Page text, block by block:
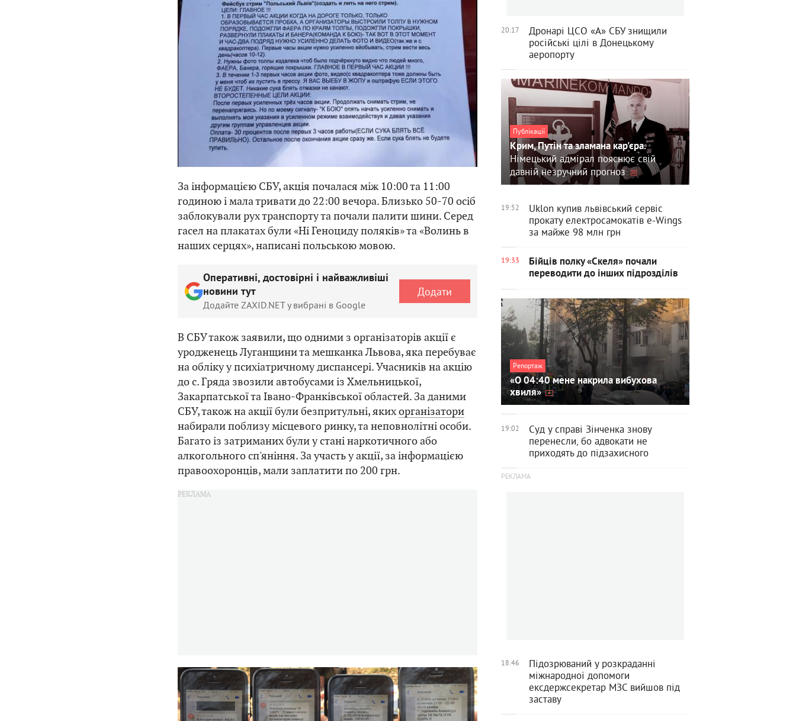
За інформацією СБУ, акція почалася між 10:00 та 11:00
годиною і мала тривати до 22:00 вечора. Близько 50-70 осіб
заблокували рух транспорту та почали палити шини. Серед
гасел на плакатах були «Ні Геноциду поляків» та «Волинь в
наших серцях», написані польською мовою.
Оперативні, достовірні і найважливіші
новини тут
Додайте ZAXID.NET у вибрані в Google
Додати
В СБУ також заявили, що одними з організаторів акції є
уродженець Луганщини та мешканка Львова, яка перебуває
на обліку у психіатричному диспансері. Учасників на акцію
до с. Гряда звозили автобусами із Хмельницької,
Закарпатської та Івано-Франківської областей. За даними
СБУ, також на акції були безпритульні, якихорганізатори
набирали поблизу місцевого ринку, та неповнолітні особи.
Багато із затриманих були у стані наркотичного або
алкогольного сп'яніння. За участь у акції, за інформацією
правоохоронців, мали заплатити по 200 грн.
20:17
Дронарі ЦСО «А» СБУ знищили
російські цілі в Донецькому
аеропорту
Публікації
Крим, Путін та зламана кар'єра.
Німецький адмірал пояснює свій
давній незручний прогноз
19:52
Uklon купив львівський сервіс
прокату електросамокатів e-Wings
за майже 98 млн грн
19:33
Бійців полку «Скеля» почали
переводити до інших підрозділів
Репортаж
«О 04:40 мене накрила вибухова
хвиля»
19:02
Суд у справі Зінченка знову
перенесли, бо адвокати не
приходять до підзахисного
18:46
Підозрюваний у розкраданні
міжнародної допомоги
ексдержсекретар МЗС вийшов під
заставу